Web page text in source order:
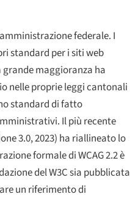
federale. I
standard per i siti web
maggioranza ha
nelle proprie leggi cantonali
standard di fatto
Il più recente
3.0, 2023) ha riallineato lo
formale di WCAG 2.2 è
del W3C sia pubblicata
un riferimento di